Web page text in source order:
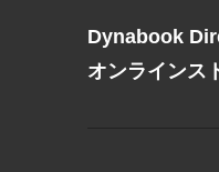
Dynabook
オンラインス